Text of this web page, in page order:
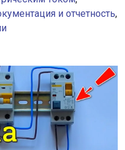
и отчетность,